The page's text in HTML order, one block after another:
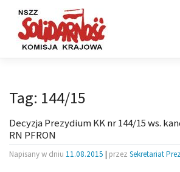
content
Tag: 144/15
Decyzja Prezydium KK nr 144/15 ws.
RN PFRON
Napisany w dniu 11.08.2015 | przez Sekretariat